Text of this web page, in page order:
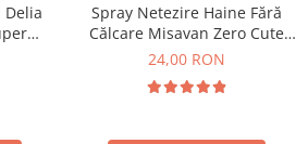
Delia
Spray Netezire Haine Fără
Călcare Misavan Zero Cute
Harmony Parfum Discret 500
24,00 RON